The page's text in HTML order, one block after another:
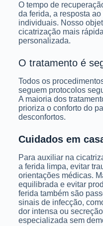
O tempo de
da ferida, a resposta
individuais. Nosso
cicatrização mais
personalizada.
O tratamento é
Todos os
seguem protocolos
A maioria dos
prioriza o conforto do
desconfortos.
Cuidados em
Para auxiliar na
a ferida limpa, evitar
orientações médicas.
equilibrada e evitar
ferida também são
sinais de infecção,
dor intensa ou
especializada sem